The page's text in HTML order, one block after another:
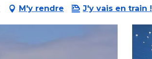
M'y rendre J'y vais en train !